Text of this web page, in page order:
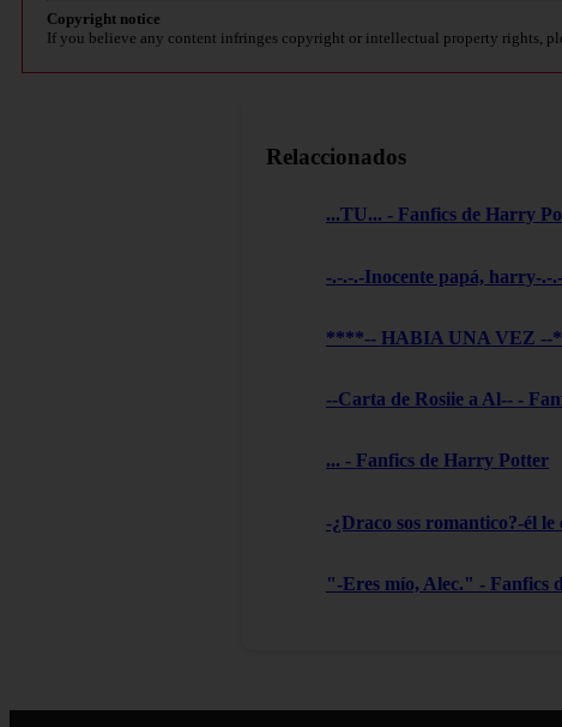
Copyright notice
If you believe any content infringes copyright or intellectual property rights,
Relaccionados
...TU... - Fanfics de Harry
-.-.-.-Inocente papá, harry-
****-- HABIA UNA VEZ --
--Carta de Rosiie a Al-- -
... - Fanfics de Harry Potter
-¿Draco sos romantico?-él
"-Eres mío, Alec." - Fanfics